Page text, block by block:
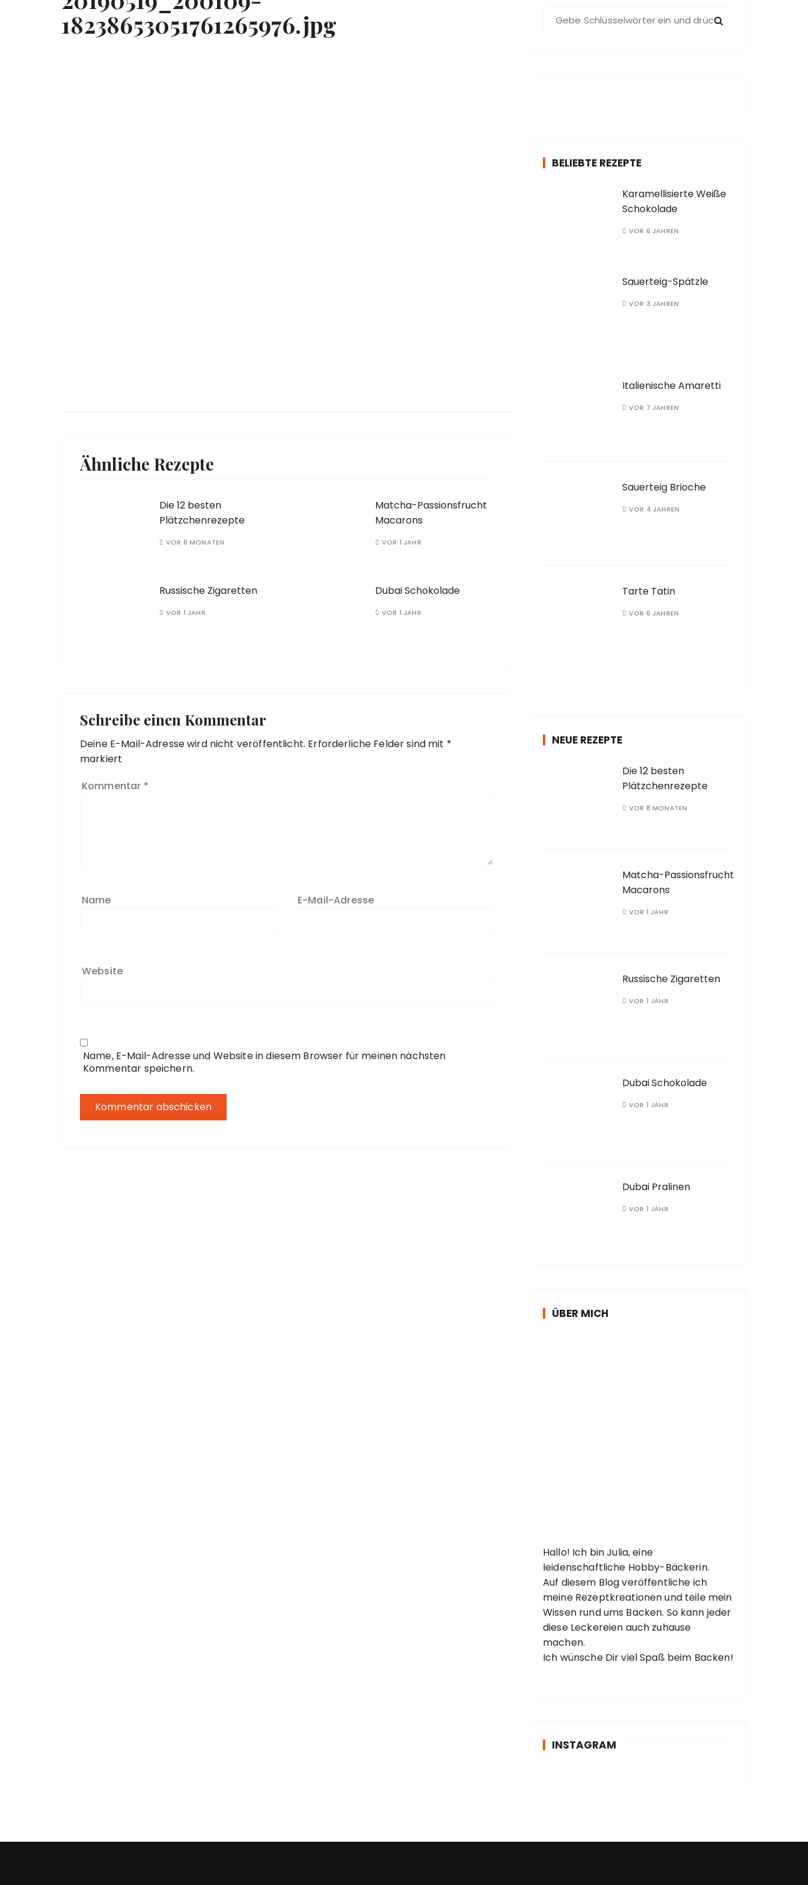
18238653051761265976.jpg
Ähnliche Rezepte
Die 12 besten
Plätzchenrezepte
VOR 8 MONATEN
Matcha-Passionsfrucht
Macarons
VOR 1 JAHR
Russische Zigaretten
VOR 1 JAHR
Dubai Schokolade
VOR 1 JAHR
Schreibe einen Kommentar
Deine E-Mail-Adresse wird nicht veröffentlicht. Erforderliche Felder sind mit *
markiert
Kommentar *
Name E-Mail-Adresse
Website
Name, E-Mail-Adresse und Website in diesem Browser für meinen nächsten
Kommentar speichern.
BELIEBTE REZEPTE
Karamellisierte Weiße
Schokolade
VOR 6 JAHREN
Sauerteig-Spätzle
VOR 3 JAHREN
Italienische Amaretti
VOR 7 JAHREN
Sauerteig Brioche
VOR 4 JAHREN
Tarte Tatin
VOR 6 JAHREN
NEUE REZEPTE
Die 12 besten
Plätzchenrezepte
VOR 8 MONATEN
Matcha-Passionsfrucht
Macarons
VOR 1 JAHR
Russische Zigaretten
VOR 1 JAHR
Dubai Schokolade
VOR 1 JAHR
Dubai Pralinen
VOR 1 JAHR
ÜBER MICH
Hallo! Ich bin Julia, eine
leidenschaftliche Hobby-Bäckerin.
Auf diesem Blog veröffentliche ich
meine Rezeptkreationen und teile mein
Wissen rund ums Backen. So kann jeder
diese Leckereien auch zuhause
machen.
Ich wünsche Dir viel Spaß beim Backen!
INSTAGRAM